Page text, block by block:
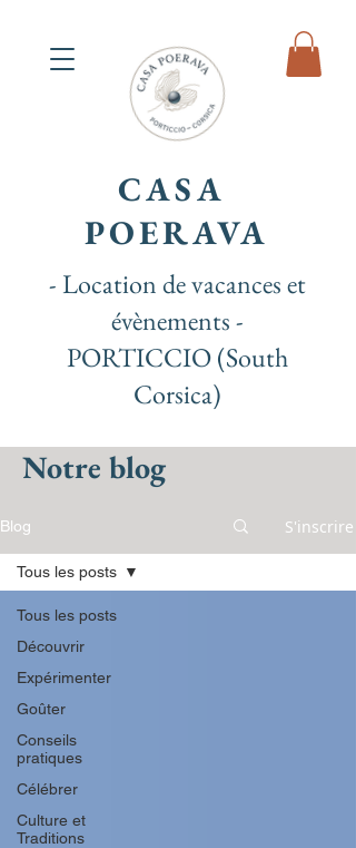
CASA
POERAVA
- Location de vacances et
évènements -
PORTICCIO (South
Corsica)
Notre blog
Blog S'inscrire
Tous les posts
Découvrir
Expérimenter
Goûter
Conseils
pratiques
Célébrer
Culture et
Traditions
Tous les posts